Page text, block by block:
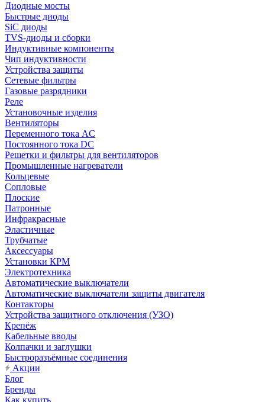
Диодные мосты
Быстрые диоды
SiC диоды
TVS-диоды и сборки
Индуктивные компоненты
Чип индуктивности
Устройства защиты
Сетевые фильтры
Газовые разрядники
Реле
Установочные изделия
Вентиляторы
Переменного тока AC
Постоянного тока DC
Решетки и фильтры для вентиляторов
Промышленные нагреватели
Кольцевые
Сопловые
Плоские
Патронные
Инфракрасные
Эластичные
Трубчатые
Аксессуары
Установки КРМ
Электротехника
Автоматические выключатели
Автоматические выключатели защиты двигателя
Контакторы
Устройства защитного отключения (УЗО)
Крепёж
Кабельные вводы
Колпачки и заглушки
Быстроразъёмные соединения
Акции
Блог
Бренды
Как купить